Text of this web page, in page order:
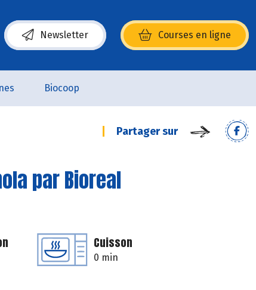
Newsletter Courses en ligne
(s’ouvre dans une nouvelle fenêtre)
Biocoop
Partager sur
par Bioreal
Cuisson
0 min